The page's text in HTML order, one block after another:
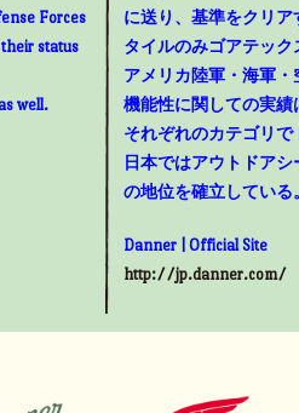
Forces
status
well.
に送り、基準をクリ
タイルのみゴアテック
アメリカ陸軍・海軍
機能性に関しての実績
それぞれのカテゴリで
日本ではアウトドア
の地位を確立している
Danner | Official Site
http://jp.danner.com/